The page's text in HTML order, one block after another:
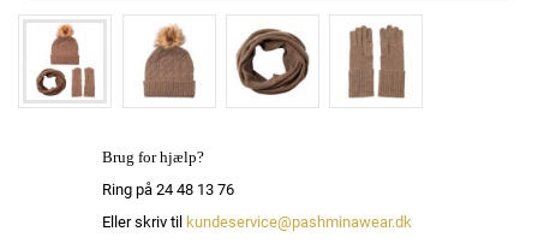
Brug for hjælp?
Ring på 24 48 13 76
Eller skriv til kundeservice@pashminawear.dk